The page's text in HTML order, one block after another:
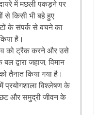
में मछली पकड़ने पर
से किसी भी बहे हुए
के संपर्क से बचने का
है।
को ट्रैक करने और उसे
द्वारा जहाज, विमान
तैनात किया गया है।
प्रयोगशाला विश्लेषण के
और समुद्री जीवन के